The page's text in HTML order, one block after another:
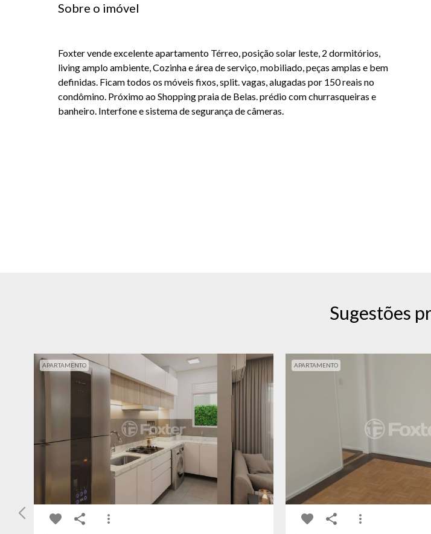
Sobre o imóvel
Foxter vende excelente apartamento Térreo, posição solar leste, 2 dormitórios,
living amplo ambiente, Cozinha e área de serviço, mobiliado, peças amplas e bem
definidas. Ficam todos os móveis fixos, split. vagas, alugadas por 150 reais no
condômino. Próximo ao Shopping praia de Belas. prédio com churrasqueiras e
banheiro. Interfone e sistema de segurança de câmeras.
Sugestões
APARTAMENTO APARTAMENTO